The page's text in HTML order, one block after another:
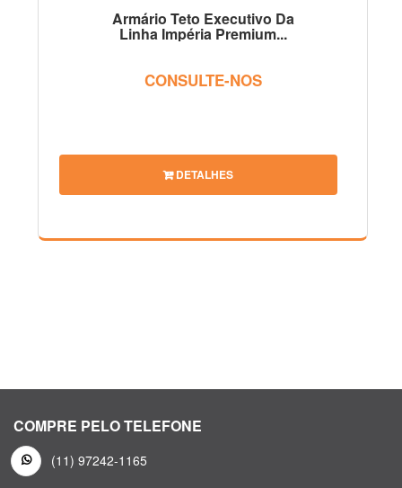
Armário Teto Executivo Da
Linha Impéria Premium...
CONSULTE-NOS
DETALHES
COMPRE PELO TELEFONE
(11) 97242-1165